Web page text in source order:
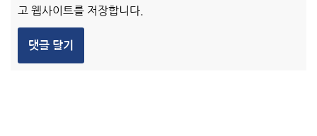
고 웹사이트를 저장합니다.